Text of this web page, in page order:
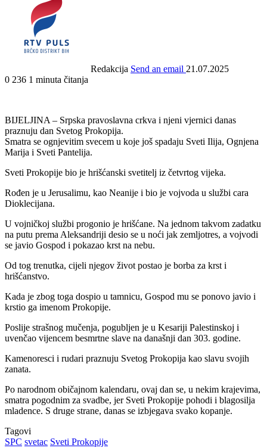
Redakcija Send an email 21.07.2025
0 236 1 minuta čitanja
BIJELJINA – Srpska pravoslavna crkva i njeni vjernici danas
praznuju dan Svetog Prokopija.
Smatra se ognjevitim svecem u koje još spadaju Sveti Ilija, Ognjena
Marija i Sveti Pantelija.
Sveti Prokopije bio je hrišćanski svetitelj iz četvrtog vijeka.
Rođen je u Jerusalimu, kao Neanije i bio je vojvoda u službi cara
Dioklecijana.
U vojničkoj službi progonio je hrišćane. Na jednom takvom zadatku
na putu prema Aleksandriji desio se u noći jak zemljotres, a vojvodi
se javio Gospod i pokazao krst na nebu.
Od tog trenutka, cijeli njegov život postao je borba za krst i
hrišćanstvo.
Kada je zbog toga dospio u tamnicu, Gospod mu se ponovo javio i
krstio ga imenom Prokopije.
Poslije strašnog mučenja, pogubljen je u Kesariji Palestinskoj i
uvenčao vijencem besmrtne slave na današnji dan 303. godine.
Kamenoresci i rudari praznuju Svetog Prokopija kao slavu svojih
zanata.
Po narodnom običajnom kalendaru, ovaj dan se, u nekim krajevima,
smatra pogodnim za svadbe, jer Sveti Prokopije pohodi i blagosilja
mladence. S druge strane, danas se izbjegava svako kopanje.
Tagovi
SPC svetac Sveti Prokopije